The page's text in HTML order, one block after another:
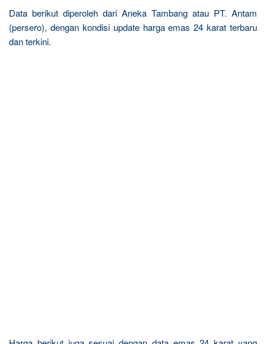
Data berikut diperoleh dari Aneka Tambang atau PT. Antam
(persero), dengan kondisi update harga emas 24 karat terbaru
dan terkini.